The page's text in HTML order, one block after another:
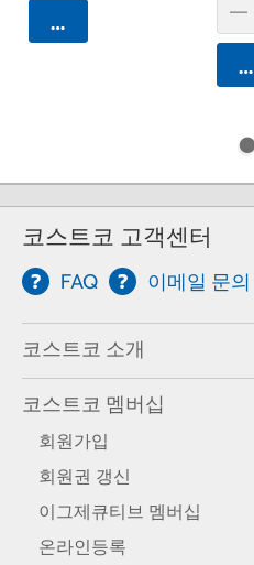
카트에 담기
코스트코 고객센터
FAQ 이메일 문의
코스트코 소개
코스트코 멤버십
회원가입
회원권 갱신
이그제큐티브 멤버십
온라인등록